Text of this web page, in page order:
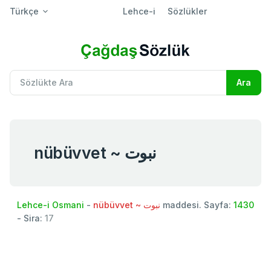
Türkçe Lehce-i Sözlükler
nübüvvet ~ نبوت
Lehce-i Osmani - nübüvvet ~ نبوت maddesi. Sayfa: 1430
- Sira: 17